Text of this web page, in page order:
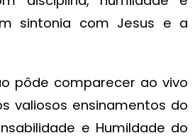
sintonia com Jesus e a
pôde comparecer ao vivo
valiosos ensinamentos do
e Humildade do